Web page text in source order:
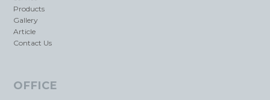
Products
Gallery
Article
Contact Us
OFFICE